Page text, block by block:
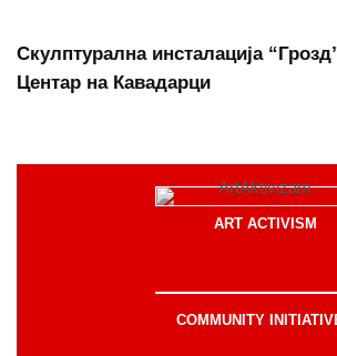
Скулптурална инсталација
Центар на Кавадарци
ART ACTIVISM
COMMUNITY